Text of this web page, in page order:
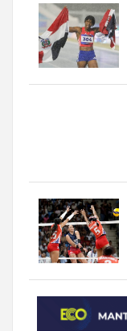
Republic.